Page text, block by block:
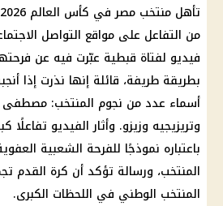
من التفاعل على مواقع التواصل
فيديو لفتاة قبطية عبّرت فيه عن
بطريقة طريفة، قائلة إنها نذرت إذا
أسماء عدد من نجوم المنتخب:
وتريزيجيه وزيزو. وأثار الفيديو تفاعلًا
باعتباره نموذجًا للفرحة الشعبية
المنتخب، ورسالة تؤكد أن كرة القدم
المنتخب الوطني في اللحظات الكبرى.